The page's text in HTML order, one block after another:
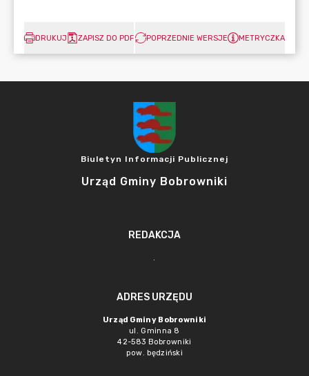
DRUKUJ ZAPISZ DO PDF POPRZEDNIE WERSJE METRYCZKA
Biuletyn Informacji Publicznej
Urząd Gminy Bobrowniki
REDAKCJA
.
ADRES URZĘDU
Urząd Gminy Bobrowniki
ul. Gminna 8
42-583 Bobrowniki
pow. będziński